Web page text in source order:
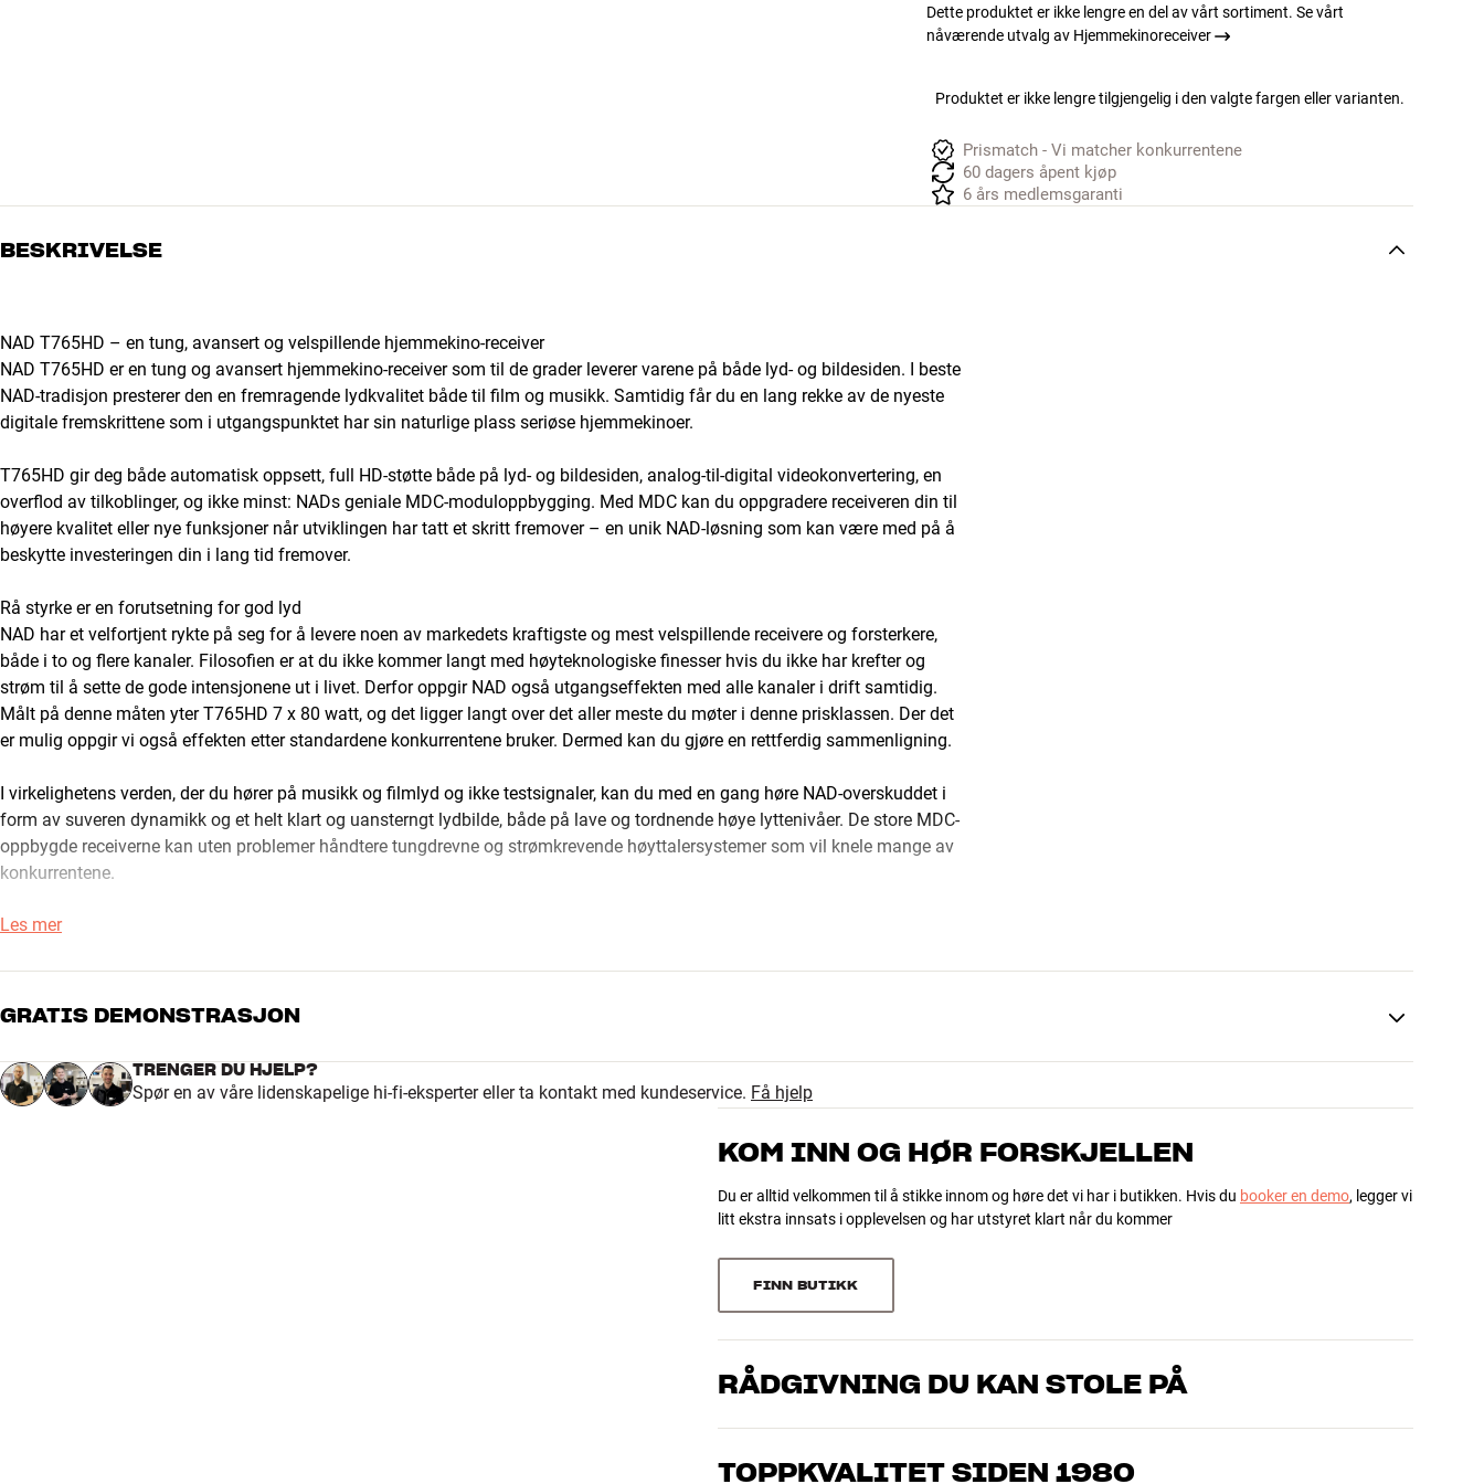
Dette produktet er ikke lengre en del av vårt sortiment. Se vårt
nåværende utvalg av Hjemmekinoreceiver
Produktet er ikke lengre tilgjengelig i den valgte fargen eller varianten.
Prismatch - Vi matcher konkurrentene
60 dagers åpent kjøp
6 års medlemsgaranti
BESKRIVELSE
NAD T765HD – en tung, avansert og velspillende hjemmekino-receiver
NAD T765HD er en tung og avansert hjemmekino-receiver som til de grader leverer varene på både lyd- og bildesiden. I beste
NAD-tradisjon presterer den en fremragende lydkvalitet både til film og musikk. Samtidig får du en lang rekke av de nyeste
digitale fremskrittene som i utgangspunktet har sin naturlige plass seriøse hjemmekinoer.
T765HD gir deg både automatisk oppsett, full HD-støtte både på lyd- og bildesiden, analog-til-digital videokonvertering, en
overflod av tilkoblinger, og ikke minst: NADs geniale MDC-moduloppbygging. Med MDC kan du oppgradere receiveren din til
høyere kvalitet eller nye funksjoner når utviklingen har tatt et skritt fremover – en unik NAD-løsning som kan være med på å
beskytte investeringen din i lang tid fremover.
Rå styrke er en forutsetning for god lyd
NAD har et velfortjent rykte på seg for å levere noen av markedets kraftigste og mest velspillende receivere og forsterkere,
både i to og flere kanaler. Filosofien er at du ikke kommer langt med høyteknologiske finesser hvis du ikke har krefter og
strøm til å sette de gode intensjonene ut i livet. Derfor oppgir NAD også utgangseffekten med alle kanaler i drift samtidig.
Målt på denne måten yter T765HD 7 x 80 watt, og det ligger langt over det aller meste du møter i denne prisklassen. Der det
er mulig oppgir vi også effekten etter standardene konkurrentene bruker. Dermed kan du gjøre en rettferdig sammenligning.
I virkelighetens verden, der du hører på musikk og filmlyd og ikke testsignaler, kan du med en gang høre NAD-overskuddet i
form av suveren dynamikk og et helt klart og uansterngt lydbilde, både på lave og tordnende høye lyttenivåer. De store MDC-
oppbygde receiverne kan uten problemer håndtere tungdrevne og strømkrevende høyttalersystemer som vil knele mange av
konkurrentene.
Les artikkelen: Watt er ikke bare watt
+ høy lydkvalitet og massevis av kraft
+ Audyssey auto-oppsett/høyttalerkalibrering
+ MDC-oppbygging til fremtidig modul-oppgradering
Les mer
GRATIS DEMONSTRASJON
TRENGER DU HJELP?
Spør en av våre lidenskapelige hi-fi-eksperter eller ta kontakt med kundeservice. Få hjelp
KOM INN OG HØR FORSKJELLEN
Du er alltid velkommen til å stikke innom og høre det vi har i butikken. Hvis du booker en demo, legger vi
litt ekstra innsats i opplevelsen og har utstyret klart når du kommer
FINN BUTIKK
RÅDGIVNING DU KAN STOLE PÅ
Våre medarbeidere er ekte entusiaster som kjenner produktene og brenner for god lyd – enten det
og ditt budsjett best
TOPPKVALITET SIDEN 1980